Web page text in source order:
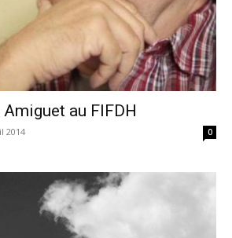
au FIFDH
2014 0